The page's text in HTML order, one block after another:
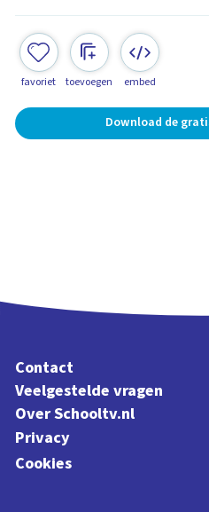
favoriet toevoegen embed
Download de
Contact
Veelgestelde vragen
Over Schooltv.nl
Privacy
Cookies